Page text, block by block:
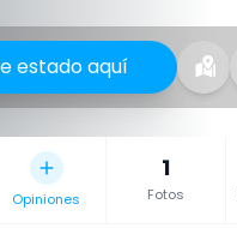
estado aquí
Opiniones
1
Fotos